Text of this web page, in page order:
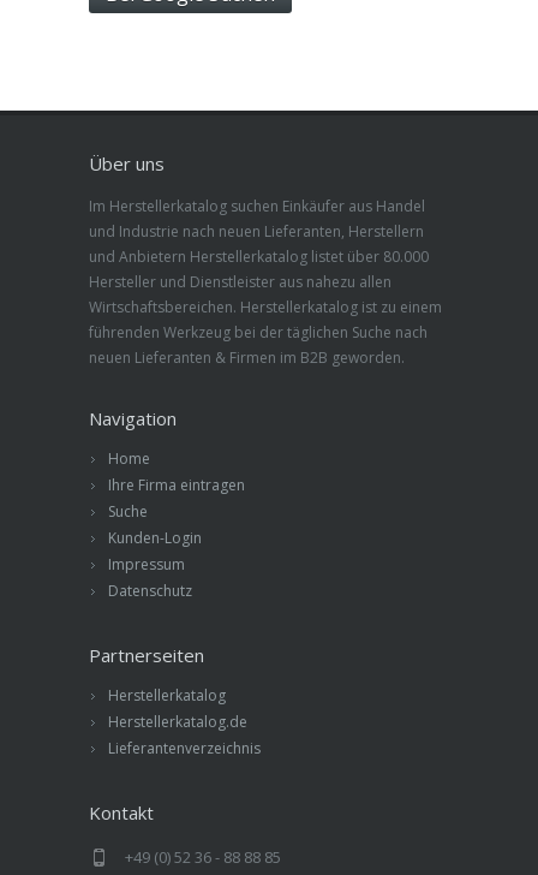
Über uns
Im Herstellerkatalog suchen Einkäufer aus Handel
und Industrie nach neuen Lieferanten, Herstellern
und Anbietern Herstellerkatalog listet über 80.000
Hersteller und Dienstleister aus nahezu allen
Wirtschaftsbereichen. Herstellerkatalog ist zu einem
führenden Werkzeug bei der täglichen Suche nach
neuen Lieferanten & Firmen im B2B geworden.
Navigation
Home
Ihre Firma eintragen
Suche
Kunden-Login
Impressum
Datenschutz
Partnerseiten
Herstellerkatalog
Herstellerkatalog.de
Lieferantenverzeichnis
Kontakt
+49 (0) 52 36 - 88 88 85